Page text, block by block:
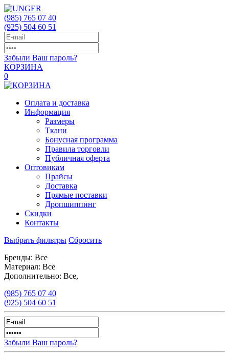
(985) 765 07 40
(925) 504 60 51
Забыли Ваш пароль?
КОРЗИНА
0
Оплата и доставка
Информация
Размеры
Ткани
Бонусная программа
Правила торговли
Публичная оферта
Оптовикам
Прайсы
Доставка
Прямые поставки
Дропшиппинг
Скидки
Контакты
Выбрать фильтры Сбросить
Бренды: Все
Материал: Все
Дополнительно: Все,
(985) 765 07 40
(925) 504 60 51
Забыли Ваш пароль?